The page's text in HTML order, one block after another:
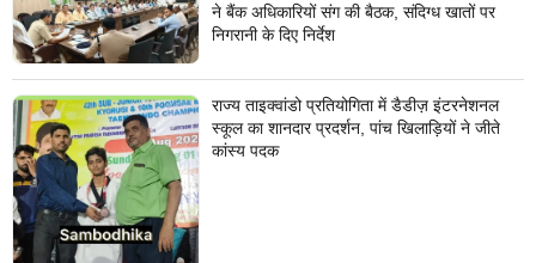
ने बैंक अधिकारियों संग की बैठक, संदिग्ध खातों पर
निगरानी के दिए निर्देश
राज्य ताइक्वांडो प्रतियोगिता में डैडीज़ इंटरनेशनल
स्कूल का शानदार प्रदर्शन, पांच खिलाड़ियों ने जीते
कांस्य पदक